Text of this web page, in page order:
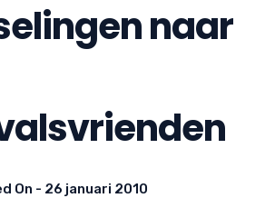
naar
On - 26 januari 2010